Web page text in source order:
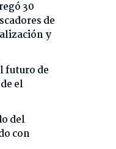
30
de
y
futuro de
el
del
con